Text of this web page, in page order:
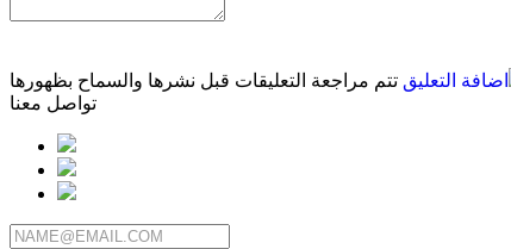
اضافة التعليق تتم مراجعة التعليقات قبل نشرها والسماح بظهورها
تواصل معنا